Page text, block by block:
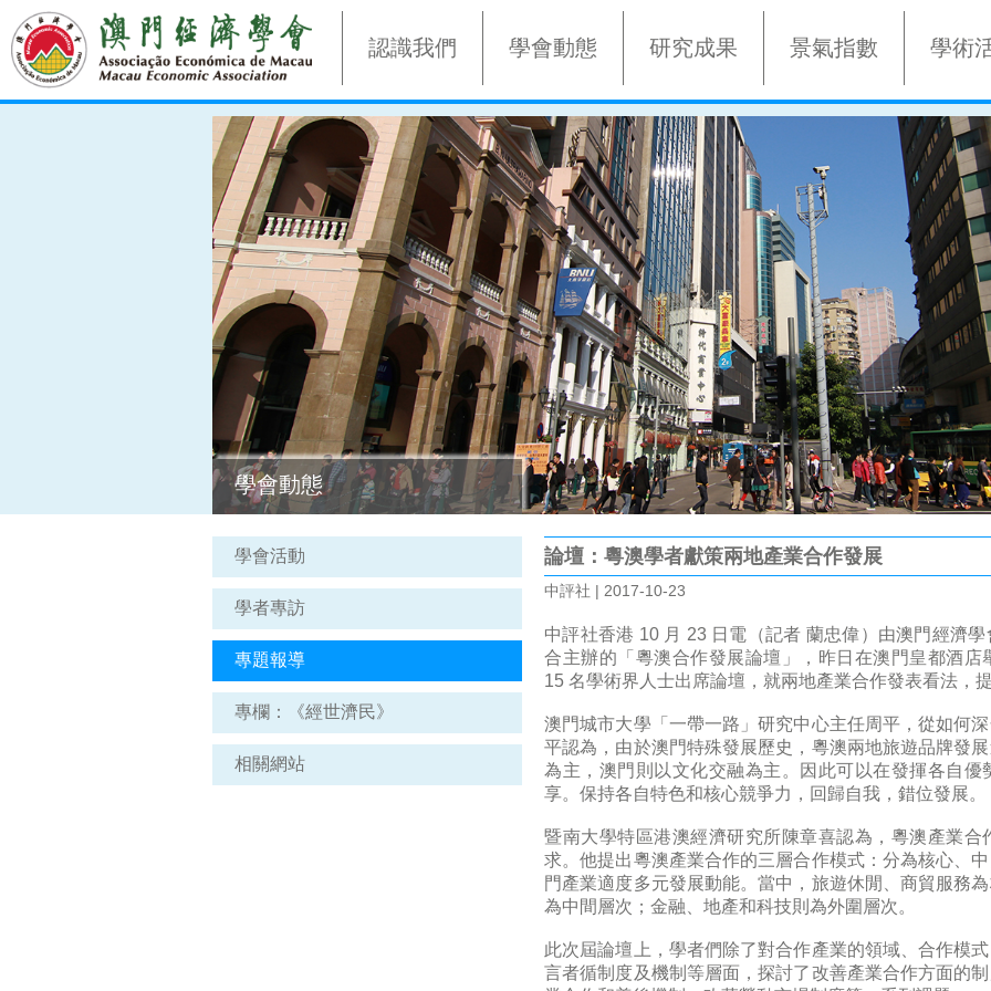
認識我們 學會動態 研究成果 景氣指數 學術
學會動態
學會活動
學者專訪
專題報導
專欄：《經世濟民》
相關網站
論壇：粵澳學者獻策兩地產業合作發展
中評社 | 2017-10-23
中評社香港 10 月 23 日電（記者 蘭忠偉）由澳門經濟
合主辦的「粵澳合作發展論壇」，昨日在澳門皇都酒
15 名學術界人士出席論壇，就兩地產業合作發表看法，
澳門城市大學「一帶一路」研究中心主任周平，從如何
平認為，由於澳門特殊發展歷史，粵澳兩地旅遊品牌發
為主，澳門則以文化交融為主。因此可以在發揮各自
享。保持各自特色和核心競爭力，回歸自我，錯位發展。
暨南大學特區港澳經濟研究所陳章喜認為，粵澳產業
求。他提出粵澳產業合作的三層合作模式：分為核心、
門產業適度多元發展動能。當中，旅遊休閒、商貿服務
為中間層次；金融、地產和科技則為外圍層次。
此次屆論壇上，學者們除了對合作產業的領域、合作模
言者循制度及機制等層面，探討了改善產業合作方面的